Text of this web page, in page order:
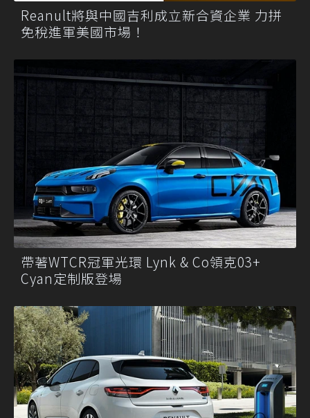
Reanult將與中國吉利成立新合資企業 力拼
免稅進軍美國市場！
帶著WTCR冠軍光環 Lynk & Co領克03+
Cyan定制版登場